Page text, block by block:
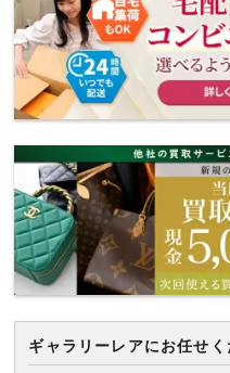
ギャラリーレアにお任せく